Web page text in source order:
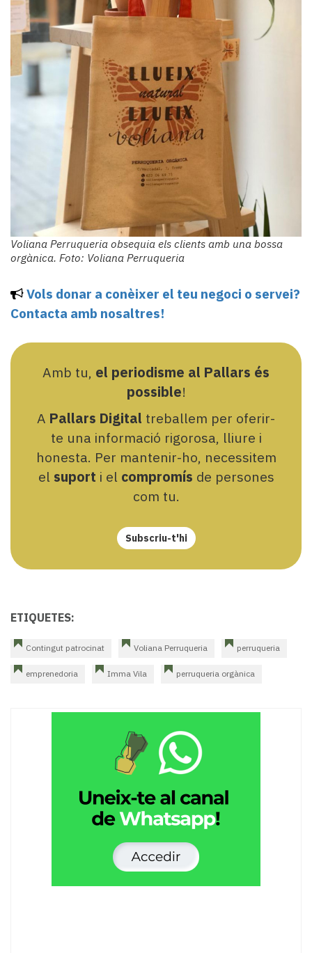
Voliana Perruqueria obsequia els clients amb una bossa
orgànica. Foto: Voliana Perruqueria
Vols donar a conèixer el teu negoci o servei?
Contacta amb nosaltres!
Amb tu, el periodisme al Pallars és
possible!
A Pallars Digital treballem per oferir-
te una informació rigorosa, lliure i
honesta. Per mantenir-ho, necessitem
el suport i el compromís de persones
com tu.
Subscriu-t'hi
ETIQUETES:
Contingut patrocinat Voliana Perruqueria perruqueria
emprenedoria Imma Vila perruqueria orgànica